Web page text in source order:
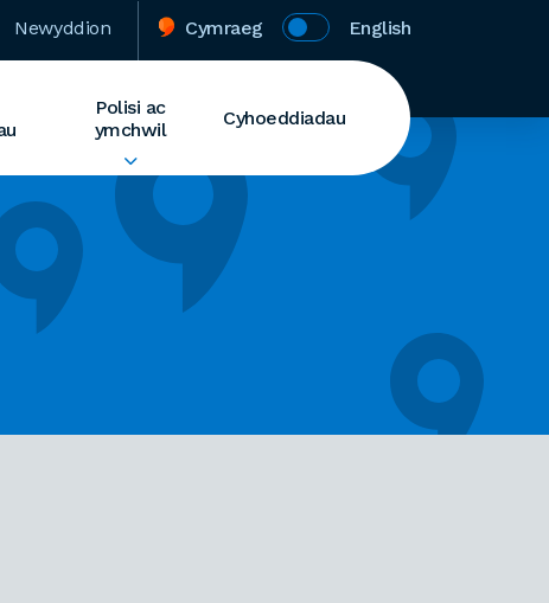
Newyddion Cymraeg English
Polisi ac
ymchwil
Cyhoeddiadau